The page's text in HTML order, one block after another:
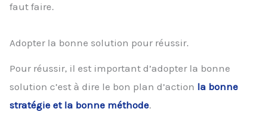
faut faire.
Adopter la bonne solution pour réussir.
Pour réussir, il est important d’adopter la bonne
solution c’est à dire le bon plan d’action la bonne
stratégie et la bonne méthode.